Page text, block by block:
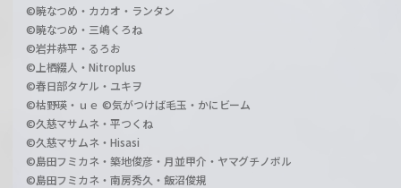
©暁なつめ・カカオ・ランタン
©暁なつめ・三嶋くろね
©岩井恭平・るろお
©上栖綴人・Nitroplus
©春日部タケル・ユキヲ
©枯野瑛・ｕｅ ©気がつけば毛玉・かにビーム
©久慈マサムネ・平つくね
©久慈マサムネ・Hisasi
©島田フミカネ・築地俊彦・月並甲介・ヤマグチノボル
©島田フミカネ・南房秀久・飯沼俊規